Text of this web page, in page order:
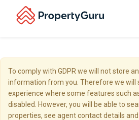
To comply with GDPR we will not store
information from you. Therefore we will
experience where some features such
disabled. However, you will be able to
properties, see agent contact details